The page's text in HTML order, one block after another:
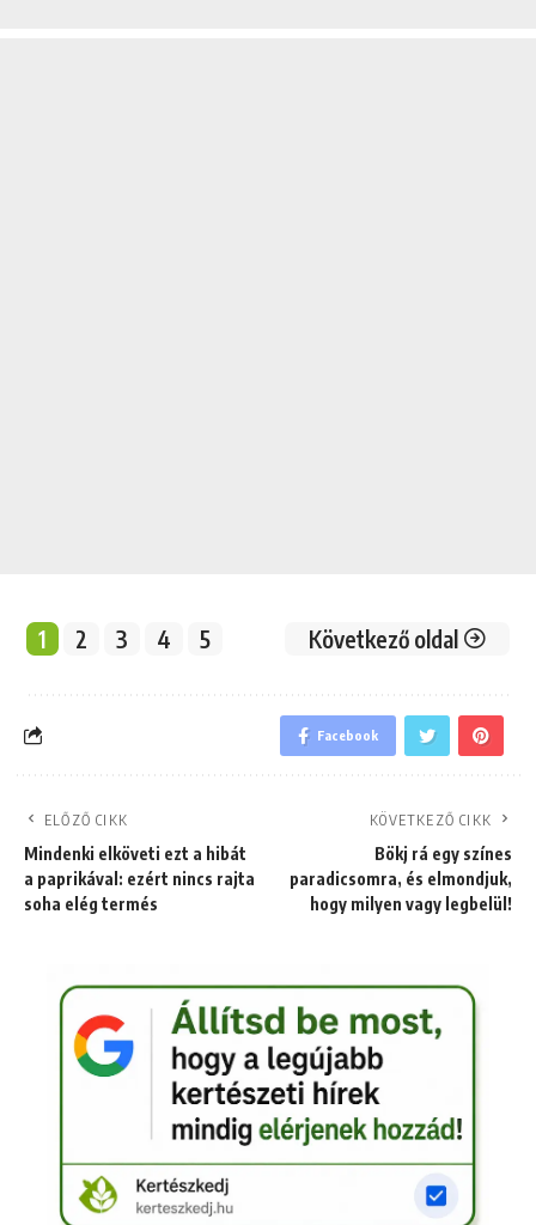
1 2 3 4 5 Következő oldal
Facebook
ELŐZŐ CIKK
Mindenki elköveti ezt a hibát
a paprikával: ezért nincs rajta
soha elég termés
KÖVETKEZŐ CIKK
Bökj rá egy színes
paradicsomra, és elmondjuk,
hogy milyen vagy legbelül!